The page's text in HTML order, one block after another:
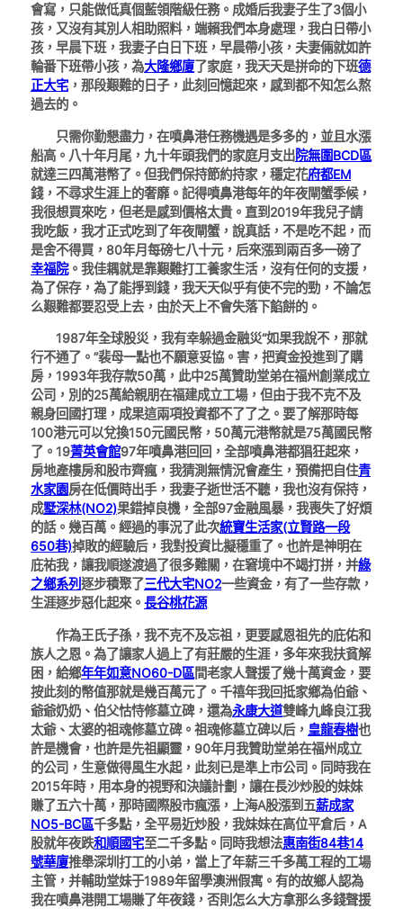
會寫，只能做低真個藍領階級任務。成婚后我妻子生了3個小
孩，又沒有其別人相助照料，端賴我們本身處理，我白日帶小
孩，早晨下班，我妻子白日下班，早晨帶小孩，夫妻倆就如許
輪番下班帶小孩，為大隆鄉廈了家庭，我天天是拼命的下班德
正大宅 ，那段艱難的日子，此刻回憶起來，感到都不知怎么熬
過去的。
只需你勤懇盡力，在噴鼻港任務機遇是多多的，並且水漲
船高。八十年月尾，九十年頭我們的家庭月支出院無圍BCD區
就達三四萬港幣了。但我們保持節約持家，穩定花府都EM
錢，不尋求生涯上的奢靡。記得噴鼻港每年的年夜閘蟹季候，
我很想買來吃，但老是感到價格太貴。直到2019年我兒子請
我吃飯，我才正式吃到了年夜閘蟹，說真話，不是吃不起，而
是舍不得買，80年月每磅七八十元，后來漲到兩百多一磅了
幸福院。我佳耦就是靠艱難打工養家生活，沒有任何的支援，
為了保存，為了能掙到錢，我天天似乎有使不完的勁，不論怎
么艱難都要忍受上去，由於天上不會失落下餡餅的。
1987年全球股災，我有幸躲過金融災“如果我說不，那就
行不通了。”裴母一點也不願意妥協。害，把資金投進到了購
房，1993年我存款50萬，此中25萬贊助堂弟在福州創業成立
公司，別的25萬給親朋在福建成立工場，但由于我不克不及
親身回國打理，成果這兩項投資都不了了之。要了解那時每
100港元可以兌換150元國民幣，50萬元港幣就是75萬國民幣
了。19菁英會館97年噴鼻港回回，全部噴鼻港都猖狂起來，
房地產樓房和股市齊瘋，我猜測無情況會產生，預備把自住青
水家園房在低價時出手，我妻子逝世活不聽，我也沒有保持，
成墅深林(NO2)果錯掉良機，全部97金融風暴，我喪失了好煩
的話。幾百萬。經過的事況了此次統寶生活家(立賢路一段
650巷)掉敗的經驗后，我對投資比擬穩重了。也許是神明在
庇祐我，讓我順遂渡過了很多難關，在窘境中不竭打拼，并綠
之鄉系列逐步積聚了三代大宅NO2一些資金，有了一些存款，
生涯逐步惡化起來。 長谷桃花源
作為王氏子孫，我不克不及忘祖，更要感恩祖先的庇佑和
族人之恩。為了讓家人過上了有莊嚴的生涯，多年來我扶貧解
困，給鄉年年如意NO60-D區間老家人聲援了幾十萬資金，要
按此刻的幣值那就是幾百萬元了。千禧年我回抵家鄉為伯爺、
爺爺奶奶、伯父怙恃修墓立碑，還為永康大道雙峰九峰良江我
太爺、太婆的祖魂修墓立碑。祖魂修墓立碑以后， 皇龍春樹也
許是機會，也許是先祖顯靈，90年月我贊助堂弟在福州成立
的公司，生意做得風生水起，此刻已是準上市公司。同時我在
2015年時，用本身的視野和決議計劃，讓在長沙炒股的妹妹
賺了五六十萬，那時國際股市瘋漲，上海A股漲到五薪成家
NO5-BC區千多點，全平易近炒股，我妹妹在高位平倉后，A
股就年夜跌和順國宅至二千多點。同時我想法惠南街84巷14
號華廈推舉深圳打工的小弟，當上了年薪三千多萬工程的工場
主管，并輔助堂妹于1989年留學澳洲假寓。有的故鄉人認為
我在噴鼻港開工場賺了年夜錢，否則怎么大方拿那么多錢聲援